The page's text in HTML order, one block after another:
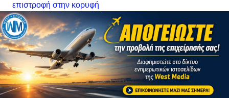
επιστροφή στην κορυφή